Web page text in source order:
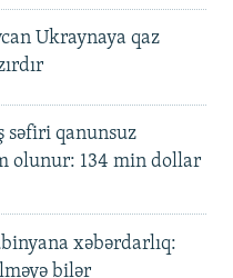
Ukraynaya qaz
səfiri qanunsuz
olunur: 134 min dollar
xəbərdarlıq:
bilər